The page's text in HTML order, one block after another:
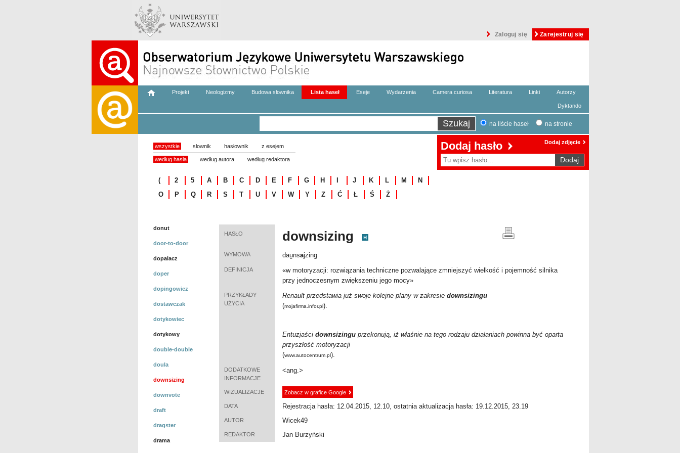
Zaloguj się Zarejestruj się
Projekt Neologizmy Budowa słownika Lista haseł Eseje Wydarzenia Camera curiosa Literatura Linki Autorzy
Dyktando
na liście haseł na stronie
wszystkie słownik hasłownik z esejem
według hasła według autora według redaktora
( 2 5 A B C D E F G H J K L M
N
O
P Q R S T U V W Y Z Ć Ł Ś Ż
Dodaj hasło Dodaj zdjęcie
donut
door-to-door
dopalacz
doper
dopingowicz
dostawczak
dotykowiec
dotykowy
double-double
doula
downsizing
downvote
draft
dragster
drama
HASŁO downsizing
WYMOWA daṷnsajzing
DEFINICJA
«w motoryzacji: rozwiązania techniczne pozwalające zmniejszyć wielkość i pojemność silnika
przy jednoczesnym zwiększeniu jego mocy»
PRZYKŁADY
UŻYCIA
Renault przedstawia już swoje kolejne plany w zakresie downsizingu
(mojafirma.infor.pl).
Entuzjaści downsizinguprzekonują, iż właśnie na tego rodzaju działaniach powinna być oparta
przyszłość motoryzacji
(www.autocentrum.pl).
DODATKOWE
INFORMACJE
<ang.>
WIZUALIZACJE Zobacz w grafice Google
DATA Rejestracja hasła: 12.04.2015, 12.10, ostatnia aktualizacja hasła: 19.12.2015, 23.19
AUTOR Wicek49
REDAKTOR Jan Burzyński